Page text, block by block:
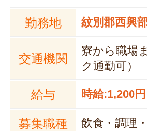
勤務地 紋別郡西興
交通機関
寮から職場
ク通勤可）
給与 時給:1,200
募集職種 飲食・調理